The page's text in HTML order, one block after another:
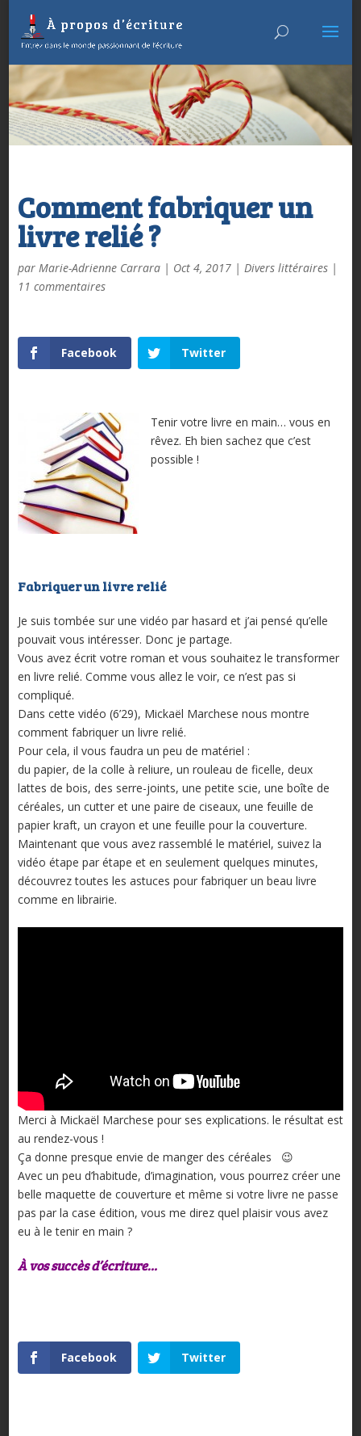
Comment fabriquer un
livre relié ?
par Marie-Adrienne Carrara| Oct 4, 2017| Divers littéraires|
11 commentaires
Facebook Twitter
Tenir votre livre en main… vous en
rêvez. Eh bien sachez que c’est
possible !
Fabriquer un livre relié
Je suis tombée sur une vidéo par hasard et j’ai pensé qu’elle
pouvait vous intéresser. Donc je partage.
Vous avez écrit votre roman et vous souhaitez le transformer
en livre relié. Comme vous allez le voir, ce n’est pas si
compliqué.
Dans cette vidéo (6’29), Mickaël Marchese nous montre
comment fabriquer un livre relié.
Pour cela, il vous faudra un peu de matériel :
du papier, de la colle à reliure, un rouleau de ficelle, deux
lattes de bois, des serre-joints, une petite scie, une boîte de
céréales, un cutter et une paire de ciseaux, une feuille de
papier kraft, un crayon et une feuille pour la couverture.
Maintenant que vous avez rassemblé le matériel, suivez la
vidéo étape par étape et en seulement quelques minutes,
découvrez toutes les astuces pour fabriquer un beau livre
comme en librairie.
Merci à Mickaël Marchese pour ses explications. le résultat est
au rendez-vous !
Ça donne presque envie de manger des céréales 😉
Avec un peu d’habitude, d’imagination, vous pourrez créer une
belle maquette de couverture et même si votre livre ne passe
pas par la case édition, vous me direz quel plaisir vous avez
eu à le tenir en main ?
À vos succès d’écriture…
Facebook Twitter